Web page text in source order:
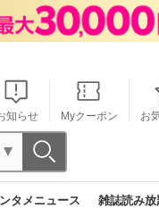
知らせ Myクーポン お
タメニュース 雑誌読み放